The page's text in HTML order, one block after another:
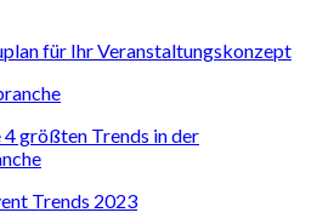
für Ihr Veranstaltungskonzept
größten Trends in der